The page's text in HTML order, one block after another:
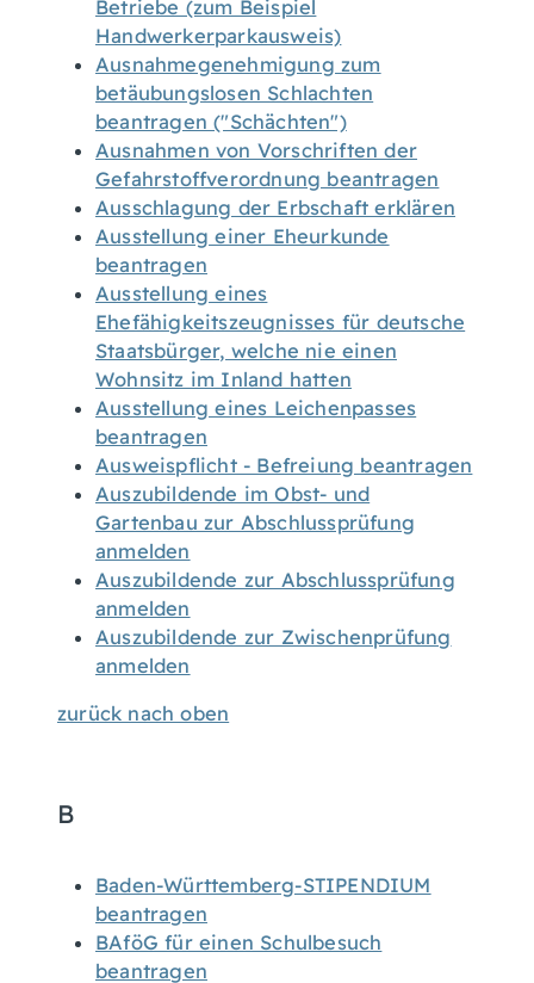
Betriebe (zum Beispiel
Handwerkerparkausweis)
Ausnahmegenehmigung zum
betäubungslosen Schlachten
beantragen ("Schächten")
Ausnahmen von Vorschriften der
Gefahrstoffverordnung beantragen
Ausschlagung der Erbschaft erklären
Ausstellung einer Eheurkunde
beantragen
Ausstellung eines
Ehefähigkeitszeugnisses für deutsche
Staatsbürger, welche nie einen
Wohnsitz im Inland hatten
Ausstellung eines Leichenpasses
beantragen
Ausweispflicht - Befreiung beantragen
Auszubildende im Obst- und
Gartenbau zur Abschlussprüfung
anmelden
Auszubildende zur Abschlussprüfung
anmelden
Auszubildende zur Zwischenprüfung
anmelden
zurück nach oben
B
Baden-Württemberg-STIPENDIUM
beantragen
BAföG für einen Schulbesuch
beantragen